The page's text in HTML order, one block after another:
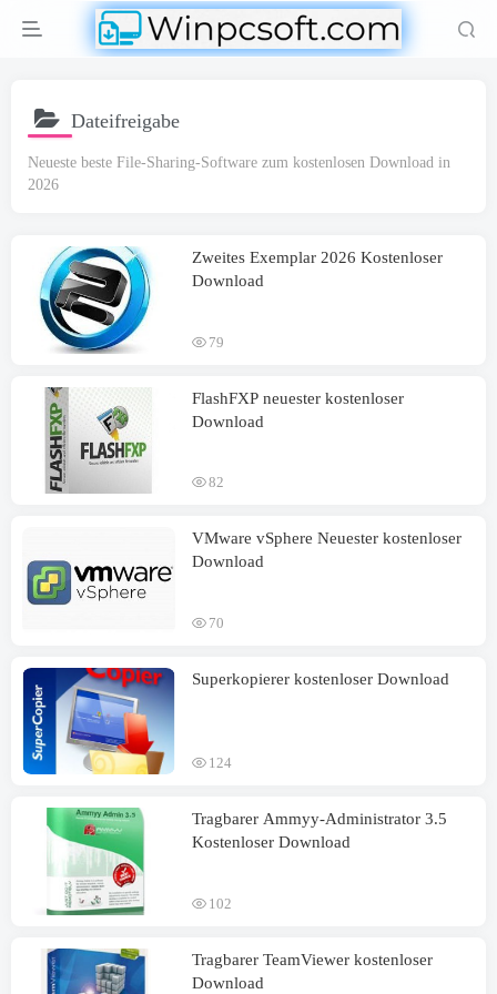
Dateifreigabe
Neueste beste File-Sharing-Software zum kostenlosen Download in
2026
Zweites Exemplar 2026 Kostenloser
Download
79
FlashFXP neuester kostenloser
Download
82
VMware vSphere Neuester kostenloser
Download
70
Superkopierer kostenloser Download
124
Tragbarer Ammyy-Administrator 3.5
Kostenloser Download
102
Tragbarer TeamViewer kostenloser
Download